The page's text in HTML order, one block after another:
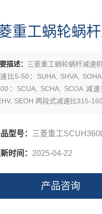
重工蜗轮蜗
描述： 三菱重工蜗轮蜗杆减速
比5-50：SUHA, SHVA,
：SCUA, SCHA, SCOA 减
SEOH 两段式减速比315-
型号： 三菱重工
时间： 2025-04-22
产品咨询